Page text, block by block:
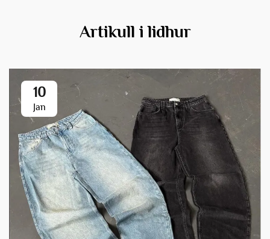
Artikull i lidhur
10
Jan